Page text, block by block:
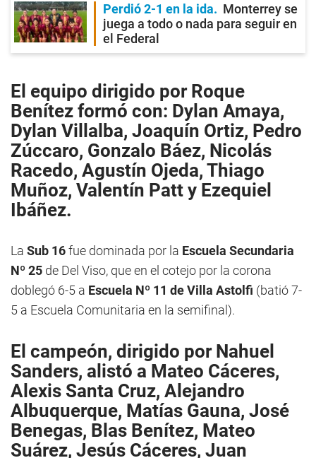
Perdió 2-1 en la ida
Monterrey se
juega a todo o nada para seguir en
el Federal
El equipo dirigido por Roque
Benítez formó con: Dylan Amaya,
Dylan Villalba, Joaquín Ortiz, Pedro
Zúccaro, Gonzalo Báez, Nicolás
Racedo, Agustín Ojeda, Thiago
Muñoz, Valentín Patt y Ezequiel
Ibáñez.
La Sub 16fue dominada por la Escuela Secundaria
Nº 25 de Del Viso, que en el cotejo por la corona
doblegó 6-5 a Escuela Nº 11 de Villa Astolfi (batió 7-
5 a Escuela Comunitaria en la semifinal).
El campeón, dirigido por Nahuel
Sanders, alistó a Mateo Cáceres,
Alexis Santa Cruz, Alejandro
Albuquerque, Matías Gauna, José
Benegas, Blas Benítez, Mateo
Suárez, Jesús Cáceres, Juan